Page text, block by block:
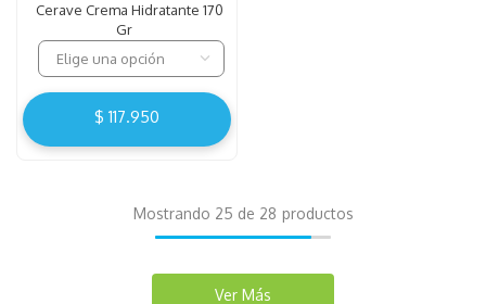
Cerave Crema Hidratante 170
Gr
Elige una opción
$ 117.950
Mostrando 25 de 28